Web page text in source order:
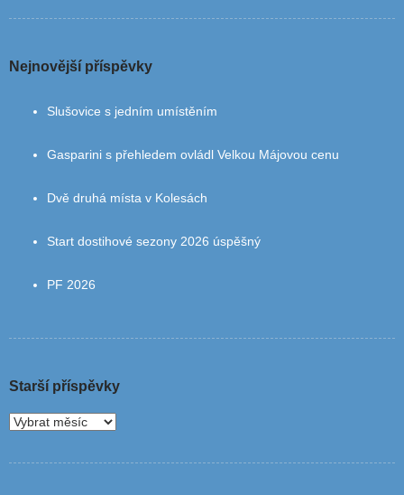
Nejnovější příspěvky
Slušovice s jedním umístěním
Gasparini s přehledem ovládl Velkou Májovou cenu
Dvě druhá místa v Kolesách
Start dostihové sezony 2026 úspěšný
PF 2026
Starší příspěvky